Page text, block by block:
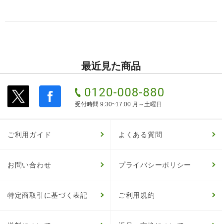
最近見た商品
受付時間 9:30~17:00 月～土曜日
ご利用ガイド よくある質問
お問い合わせ プライバシーポリシー
特定商取引に基づく表記 ご利用規約